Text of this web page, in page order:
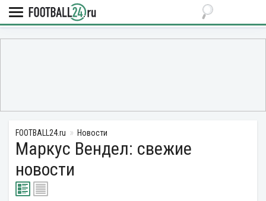
FOOTBALL24.ru Новости
Маркус Вендел: свежие
новости